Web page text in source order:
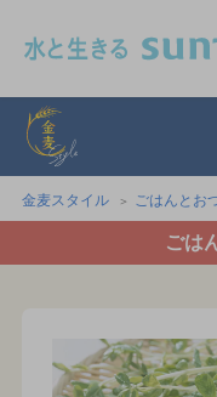
金麦スタイル ごはんとお
ごは